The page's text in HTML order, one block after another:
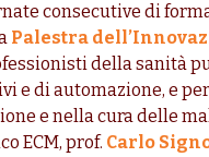
consecutive di
Palestra
della sanità
e di automazione, e
e nella cura delle
ECM, prof. Carlo